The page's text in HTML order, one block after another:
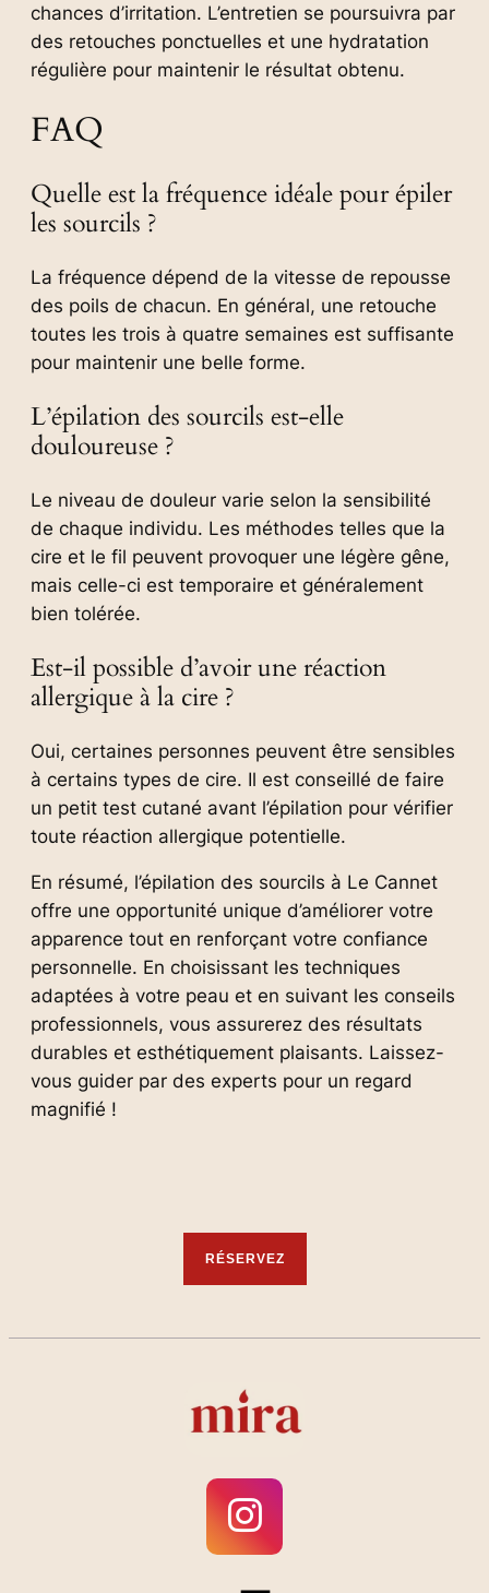
chances d’irritation. L’entretien se poursuivra par
des retouches ponctuelles et une hydratation
régulière pour maintenir le résultat obtenu.
FAQ
Quelle est la fréquence idéale pour épiler
les sourcils ?
La fréquence dépend de la vitesse de repousse
des poils de chacun. En général, une retouche
toutes les trois à quatre semaines est suffisante
pour maintenir une belle forme.
L’épilation des sourcils est-elle
douloureuse ?
Le niveau de douleur varie selon la sensibilité
de chaque individu. Les méthodes telles que la
cire et le fil peuvent provoquer une légère gêne,
mais celle-ci est temporaire et généralement
bien tolérée.
Est-il possible d’avoir une réaction
allergique à la cire ?
Oui, certaines personnes peuvent être sensibles
à certains types de cire. Il est conseillé de faire
un petit test cutané avant l’épilation pour vérifier
toute réaction allergique potentielle.
En résumé, l’épilation des sourcils à Le Cannet
offre une opportunité unique d’améliorer votre
apparence tout en renforçant votre confiance
personnelle. En choisissant les techniques
adaptées à votre peau et en suivant les conseils
professionnels, vous assurerez des résultats
durables et esthétiquement plaisants. Laissez-
vous guider par des experts pour un regard
magnifié !
RÉSERVEZ